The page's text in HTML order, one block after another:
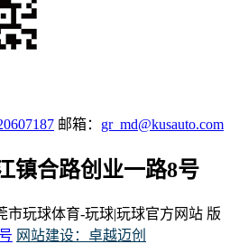
邮箱： gr_md@kusauto.com
镇合路创业一路8号
市玩球体育-玩球|玩球官方网站 版
网站建设：卓越迈创